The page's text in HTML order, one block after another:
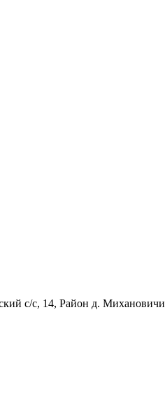
с/с, 14, Район д. Михановичи